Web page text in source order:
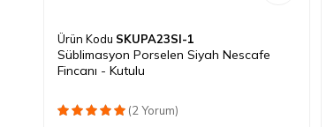
Ürün Kodu SKUPA23SI-1
Süblimasyon Porselen Siyah Nescafe
Fincanı - Kutulu
(2 Yorum)